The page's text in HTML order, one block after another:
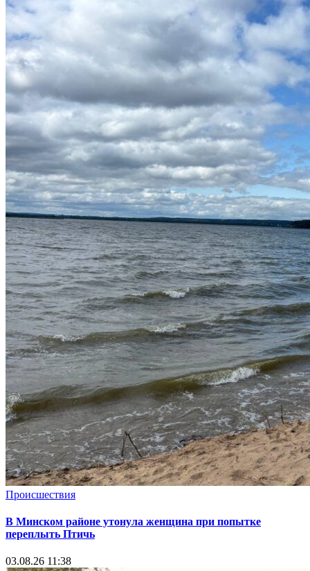
Происшествия
В Минском районе утонула женщина при попытке
переплыть Птичь
03.08.26 11:38